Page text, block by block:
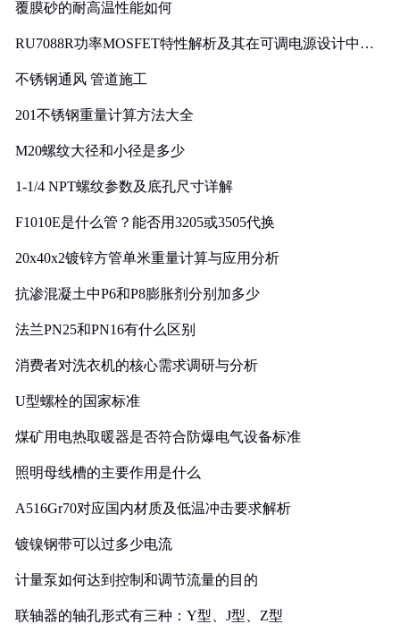
覆膜砂的耐高温性能如何
RU7088R功率MOSFET特性解析及其在可调电源设计中的
不锈钢通风 管道施工
201不锈钢重量计算方法大全
M20螺纹大径和小径是多少
1-1/4 NPT螺纹参数及底孔尺寸详解
F1010E是什么管？能否用3205或3505代换
20x40x2镀锌方管单米重量计算与应用分析
抗渗混凝土中P6和P8膨胀剂分别加多少
法兰PN25和PN16有什么区别
消费者对洗衣机的核心需求调研与分析
U型螺栓的国家标准
煤矿用电热取暖器是否符合防爆电气设备标准
照明母线槽的主要作用是什么
A516Gr70对应国内材质及低温冲击要求解析
镀镍钢带可以过多少电流
计量泵如何达到控制和调节流量的目的
联轴器的轴孔形式有三种：Y型、J型、Z型